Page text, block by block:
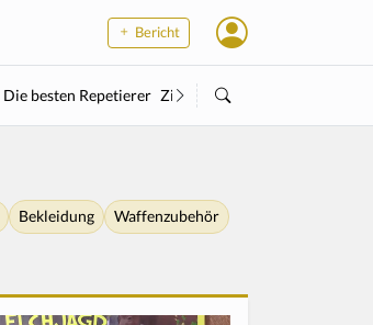
Bericht
Die besten Repetierer Zielstock
Bekleidung
Waffenzubehör